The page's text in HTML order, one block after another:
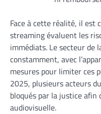
Face à cette réalité, il est
streaming évaluent les
immédiats. Le secteur de
constamment, avec
mesures pour limiter ces
2025, plusieurs acteurs
bloqués par la justice afin
audiovisuelle.